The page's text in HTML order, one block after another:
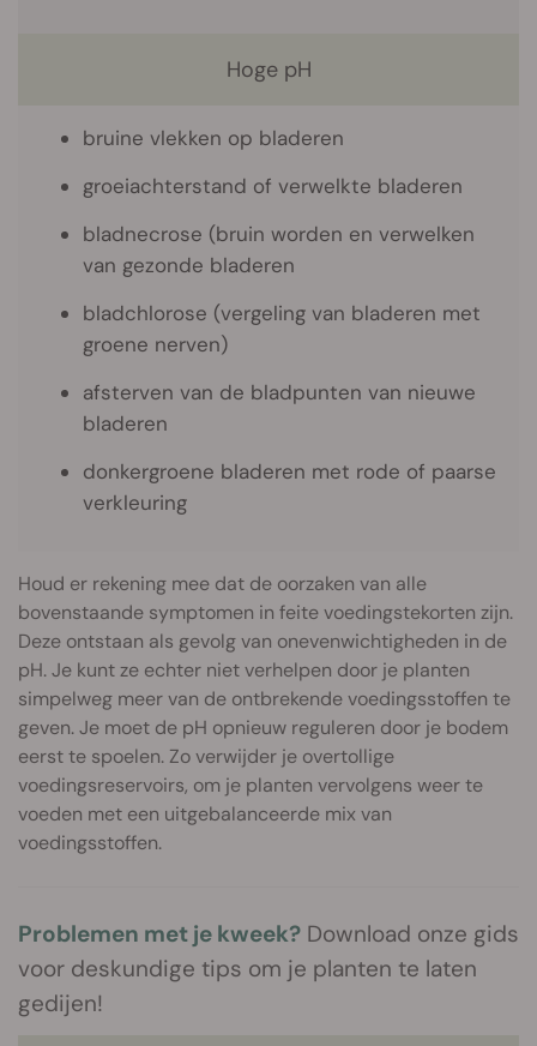
Hoge pH
bruine vlekken op bladeren
groeiachterstand of verwelkte bladeren
bladnecrose (bruin worden en verwelken
van gezonde bladeren
bladchlorose (vergeling van bladeren met
groene nerven)
afsterven van de bladpunten van nieuwe
bladeren
donkergroene bladeren met rode of paarse
verkleuring
Houd er rekening mee dat de oorzaken van alle
bovenstaande symptomen in feite voedingstekorten zijn.
Deze ontstaan als gevolg van onevenwichtigheden in de
pH. Je kunt ze echter niet verhelpen door je planten
simpelweg meer van de ontbrekende voedingsstoffen te
geven. Je moet de pH opnieuw reguleren door je bodem
eerst te spoelen. Zo verwijder je overtollige
voedingsreservoirs, om je planten vervolgens weer te
voeden met een uitgebalanceerde mix van
voedingsstoffen.
Problemen met je kweek? Download onze gids
voor deskundige tips om je planten te laten
gedijen!